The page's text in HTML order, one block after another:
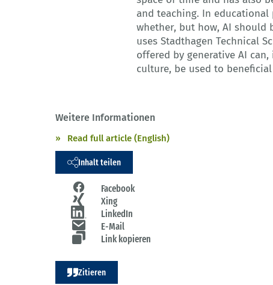
and teaching. In
whether, but how, AI should
uses Stadthagen Technical
offered by generative AI
culture, be used to
Weitere Informationen
Read full article (English)
Inhalt teilen
Facebook
Xing
LinkedIn
E-Mail
Link kopieren
Zitieren